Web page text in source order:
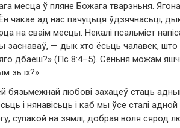
месца ў пляне Божага тварэньня.
Ён чакае ад нас пачуцьця ўдзячнасьці,
на сваім месцы. Некалі псальміст
заснаваў, — дык хто ёсьць чалавек,
дбаеш?» (Пс 8:4–5). Сёньня можам
зь іх?»
бязьмежнай любові захацеў стаць
і нянавісьць і каб мы ўсе сталі адной
супакой на зямлі, добрая воля сярод